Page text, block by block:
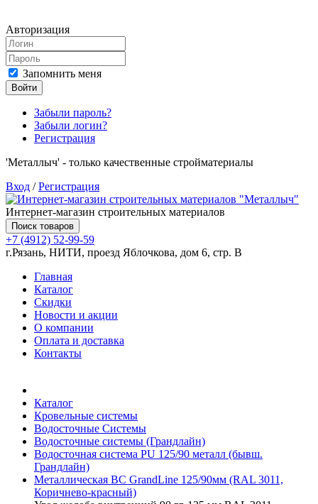
Авторизация
Запомнить меня
Войти
Забыли пароль?
Забыли логин?
Регистрация
'Металлыч' - только качественные стройматериалы
Вход /Регистрация
Интернет-магазин строительных материалов
Поиск товаров
+7 (4912) 52-99-59
г.Рязань, НИТИ, проезд Яблочкова, дом 6, стр. В
Главная
Каталог
Скидки
Новости и акции
О компании
Оплата и доставка
Контакты
Каталог
Кровельные системы
Водосточные Системы
Водосточные системы (Грандлайн)
Водосточная система PU 125/90 металл (бывш.
Грандлайн)
Металлическая ВС GrandLine 125/90мм (RAL 3011,
Коричнево-красный)